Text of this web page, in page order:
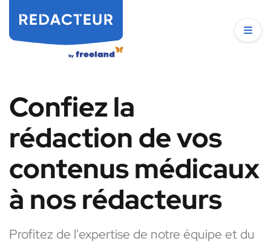
Confiez la
rédaction de vos
contenus médicaux
à nos rédacteurs
Profitez de l'expertise de notre équipe et du